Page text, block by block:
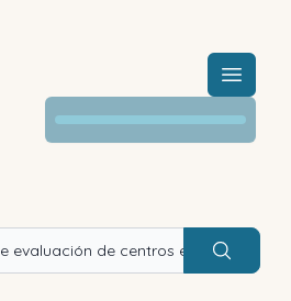
Menú
Buscar